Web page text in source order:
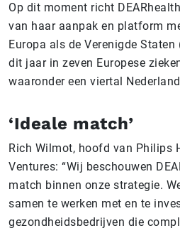
Op dit moment richt
van haar aanpak en platform
Europa als de Verenigde
dit jaar in zeven Europese
waaronder een viertal
‘Ideale match’
Rich Wilmot, hoofd van Philips
Ventures: “Wij beschouwen
match binnen onze strategie.
samen te werken met en te
gezondheidsbedrijven die